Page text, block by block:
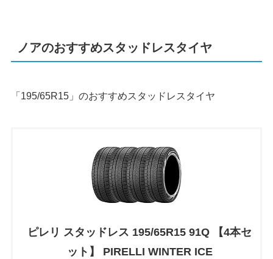
ノアのおすすめスタッドレスタイヤ
「195/65R15」のおすすめスタッドレスタイヤ
ピレリ スタッドレス 195/65R15 91Q 【4本セ
ット】 PIRELLI WINTER ICE